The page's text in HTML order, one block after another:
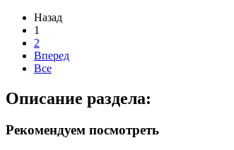
Назад
1
2
Вперед
Все
Описание раздела:
Рекомендуем посмотреть